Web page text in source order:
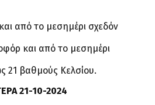
από το μεσημέρι σχεδόν
και από το μεσημέρι
21 βαθμούς Κελσίου.
21-10-2024